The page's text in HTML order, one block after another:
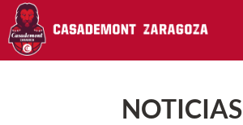
Pasar al contenido principal
NOTICIAS